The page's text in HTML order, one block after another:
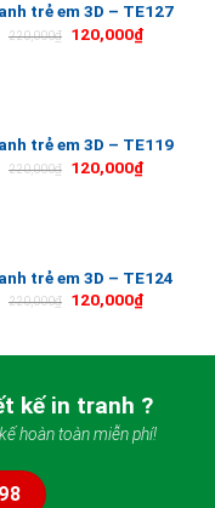
trẻ em 3D – TE127
220,000₫ 120,000₫
trẻ em 3D – TE119
220,000₫ 120,000₫
trẻ em 3D – TE124
220,000₫ 120,000₫
kế in tranh ?
hoàn toàn miễn phí!